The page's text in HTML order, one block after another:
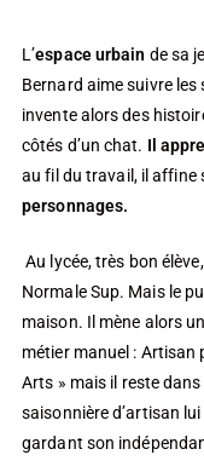
L’espace urbain de sa
Bernard aime suivre
invente alors des
côtés d’un chat. Il
au fil du travail, il affine
personnages.
Au lycée, très bon
Normale Sup. Mais le
maison. Il mène alors
métier manuel : Artisan
Arts » mais il reste dans
saisonnière d’artisan
gardant son